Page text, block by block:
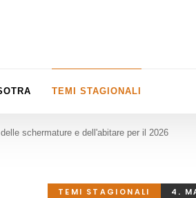
TEMI STAGIONALI
schermature e dell'abitare per il 2026
TEMI STAGIONALI 4.